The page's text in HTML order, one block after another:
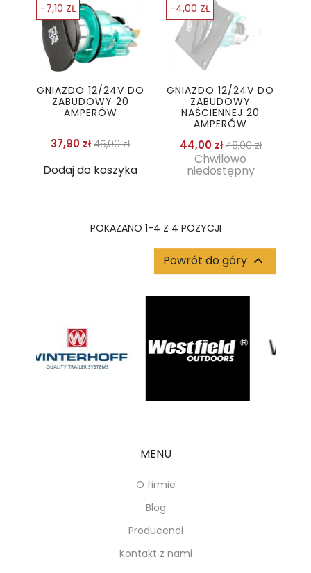
GNIAZDO 12/24V DO
ZABUDOWY 20
AMPERÓW
37,90 złCena podstawowa
45,00 złCena
Dodaj do koszyka
-7,10 ZŁ
GNIAZDO 12/24V DO
ZABUDOWY
NAŚCIENNEJ 20
AMPERÓW
44,00 złCena
48,00 złCena
Chwilowo
niedostępny
-4,00 ZŁ
POKAZANO 1-4 Z 4 POZYCJI
Powrót do góry 
MENU
O firmie
Blog
Producenci
Kontakt z nami